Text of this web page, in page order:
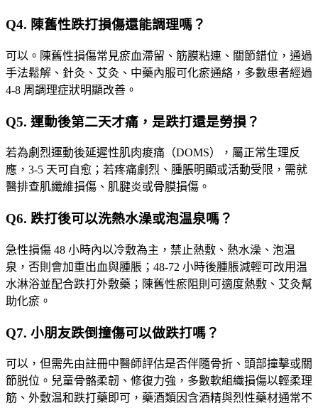
Q4. 陳舊性跌打損傷還能調理嗎？
可以。陳舊性損傷常見瘀血滯留、筋膜粘連、關節錯位，通過
手法鬆解、針灸、艾灸、中藥內服可化瘀通絡，多數患者經過
4-8 周調理症狀明顯改善。
Q5. 運動後第二天才痛，是跌打還是勞損？
若為劇烈運動後延遲性肌肉痠痛（DOMS），屬正常生理反
應，3-5 天可自愈；若疼痛劇烈、腫脹明顯或活動受限，需就
醫排查肌纖維損傷、肌腱炎或骨膜損傷。
Q6. 跌打後可以洗熱水澡或泡温泉嗎？
急性損傷 48 小時內以冷敷為主，禁止熱敷、熱水澡、泡温
泉，否則會加重出血與腫脹；48-72 小時後腫脹減輕可改用温
水淋浴並配合跌打外敷藥；陳舊性瘀阻則可適度熱敷、艾灸幫
助化瘀。
Q7. 小朋友跌倒撞傷可以做跌打嗎？
可以，但需先由註冊中醫師評估是否伴隨骨折、頭部撞擊或關
節脱位。兒童骨骼柔韌、修復力強，多數軟組織損傷以輕柔理
筋、外敷温和跌打藥即可，藥酒類因含酒精與烈性藥材通常不